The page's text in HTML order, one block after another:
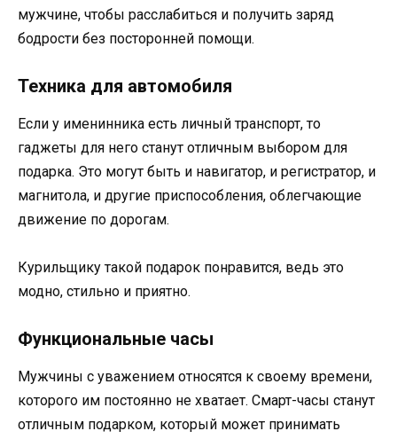
мужчине, чтобы расслабиться и получить заряд
бодрости без посторонней помощи.
Техника для автомобиля
Если у именинника есть личный транспорт, то
гаджеты для него станут отличным выбором для
подарка. Это могут быть и навигатор, и регистратор, и
магнитола, и другие приспособления, облегчающие
движение по дорогам.
Курильщику такой подарок понравится, ведь это
модно, стильно и приятно.
Функциональные часы
Мужчины с уважением относятся к своему времени,
которого им постоянно не хватает. Смарт-часы станут
отличным подарком, который может принимать